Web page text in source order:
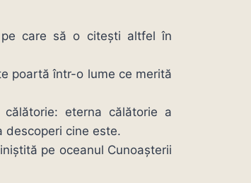
care să o citești altfel în
poartă într-o lume ce merită
eterna călătorie a
descoperi cine este.
pe oceanul Cunoașterii